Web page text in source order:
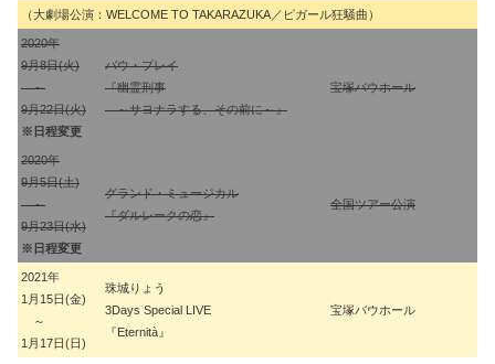
（大劇場公演：WELCOME TO TAKARAZUKA／ピガール狂騒曲）
2020年
9月8日(火)
～
9月22日(火)
※日程変更
バウ・プレイ
『幽霊刑事
～サヨナラする、その前に～』
宝塚バウホール
2020年
9月5日(土)
～
9月23日(水)
※日程変更
グランド・ミュージカル
『ダルレークの恋』
全国ツアー公演
2021年
1月15日(金)
～
1月17日(日)
珠城りょう
3Days Special LIVE
『Eternità』
宝塚バウホール